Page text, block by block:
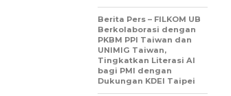
Berita Pers – FILKOM UB
Berkolaborasi dengan
PKBM PPI Taiwan dan
UNIMIG Taiwan,
Tingkatkan Literasi AI
bagi PMI dengan
Dukungan KDEI Taipei